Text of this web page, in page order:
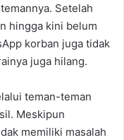
Setelah
hingga kini belum
korban juga tidak
juga hilang.
teman-teman
Meskipun
memiliki masalah